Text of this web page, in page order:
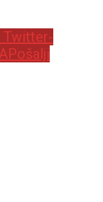
Twitter-
Pošalji